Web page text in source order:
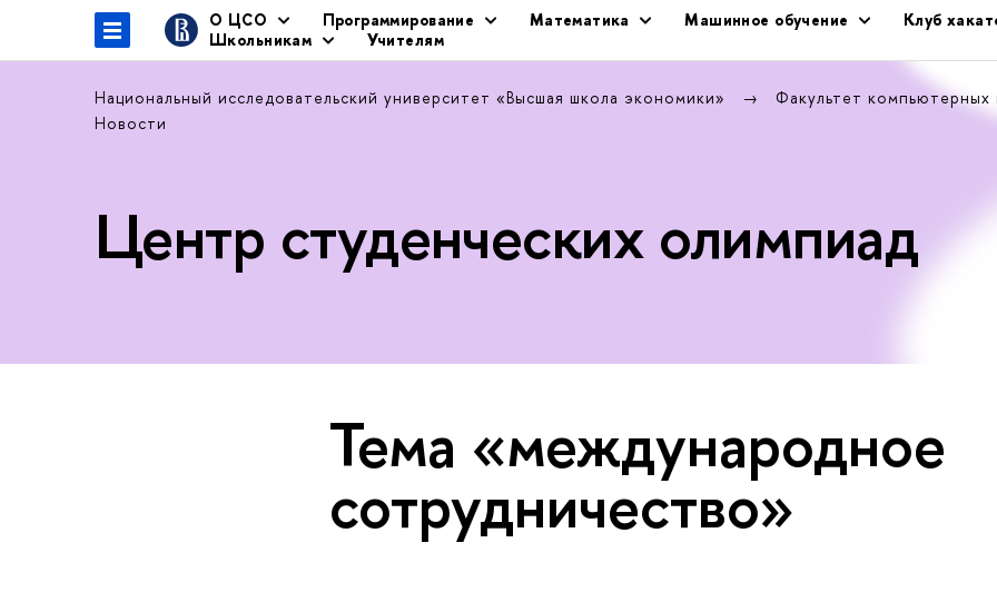
О ЦСО Программирование Математика Машинное обучение
Клуб
Школьникам
Учителям
Национальный исследовательский университет «Высшая школа экономики»
Факультет
Новости
Центр студенческих олимпиад
Тема «международное
сотрудничество»